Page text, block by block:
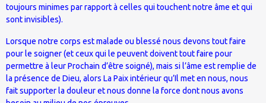
toujours minimes par rapport à celles qui touchent notre âme et qui
sont invisibles).
Lorsque notre corps est malade ou blessé nous devons tout faire
pour le soigner (et ceux qui le peuvent doivent tout faire pour
permettre à leur Prochain d’être soigné), mais si l’âme est remplie de
la présence de Dieu, alors La Paix intérieur qu’Il met en nous, nous
fait supporter la douleur et nous donne la force dont nous avons